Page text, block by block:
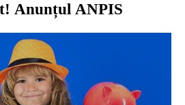
Anunțul ANPIS